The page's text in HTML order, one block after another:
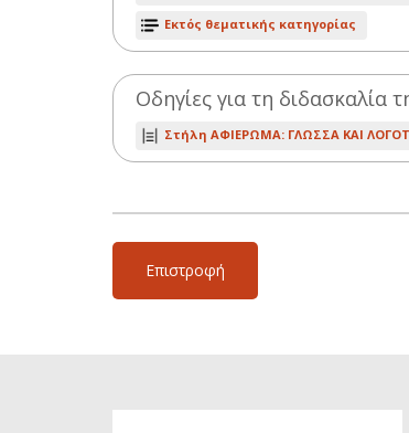
Εκτός θεματικής κατηγορίας
Οδηγίες για τη διδασκαλία
Στήλη ΑΦΙΕΡΩΜΑ: ΓΛΩΣΣΑ ΚΑΙ
Επιστροφή